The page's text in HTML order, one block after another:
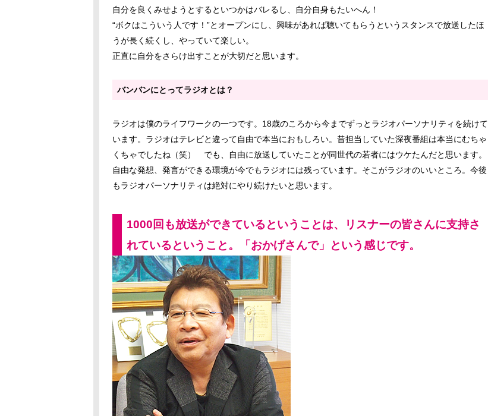
自分を良くみせようとするといつかはバレるし、自分自身もたいへん！
“ボクはこういう人です！”とオープンにし、興味があれば聴いてもらうというスタンスで放送したほ
うが長く続くし、やっていて楽しい。
正直に自分をさらけ出すことが大切だと思います。
バンバンにとってラジオとは？
ラジオは僕のライフワークの一つです。18歳のころから今までずっとラジオパーソナリティを続けて
います。ラジオはテレビと違って自由で本当におもしろい。昔担当していた深夜番組は本当にむちゃ
くちゃでしたね（笑） でも、自由に放送していたことが同世代の若者にはウケたんだと思います。
自由な発想、発言ができる環境が今でもラジオには残っています。そこがラジオのいいところ。今後
もラジオパーソナリティは絶対にやり続けたいと思います。
1000回も放送ができているということは、リスナーの皆さんに支持さ
れているということ。「おかげさんで」という感じです。